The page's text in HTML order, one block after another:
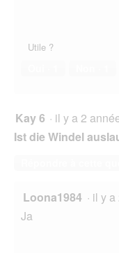
Utile ?
Kay 6 · il y a 2
Ist die Windel
Loona1984 · il y a
Ja